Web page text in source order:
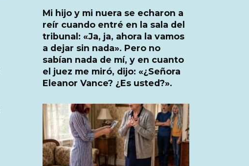
Mi hijo y mi nuera se echaron a
reír cuando entré en la sala del
tribunal: «Ja, ja, ahora la vamos
a dejar sin nada». Pero no
sabían nada de mí, y en cuanto
el juez me miró, dijo: «¿Señora
Eleanor Vance? ¿Es usted?».